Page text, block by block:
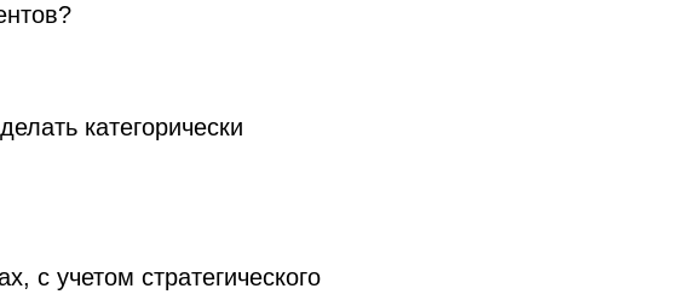
категорически
с учетом стратегического